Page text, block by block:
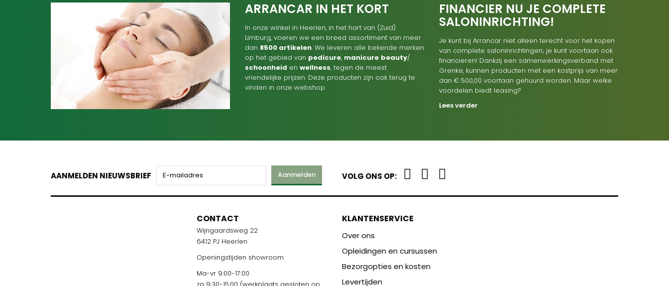
ARRANCAR IN HET KORT
In onze winkel in Heerlen, in het hart van (Zuid)
Limburg, voeren we een breed assortiment van meer
dan 8500 artikelen. We leveren alle bekende merken
op het gebied van pedicure, manicure beauty/
schoonheid en wellness, tegen de meest
vriendelijke prijzen. Deze producten zijn ook terug te
vinden in onze webshop.
FINANCIER NU JE COMPLETE
SALONINRICHTING!
Je kunt bij Arrancar niet alleen terecht voor het kopen
van complete saloninrichtingen; je kunt voortaan ook
financieren! Dankzij een samenwerkingsverband met
Grenke, kunnen producten met een kostprijs van meer
dan € 500,00 voortaan gehuurd worden. Maar welke
voordelen biedt leasing?
Lees verder
AANMELDEN NIEUWSBRIEF Aanmelden VOLG ONS OP:
CONTACT
Wijngaardsweg 22
6412 PJ Heerlen
Openingstijden showroom
Ma-vr 9:00-17:00
KLANTENSERVICE
Over ons
Opleidingen en cursussen
Bezorgopties en kosten
Levertijden